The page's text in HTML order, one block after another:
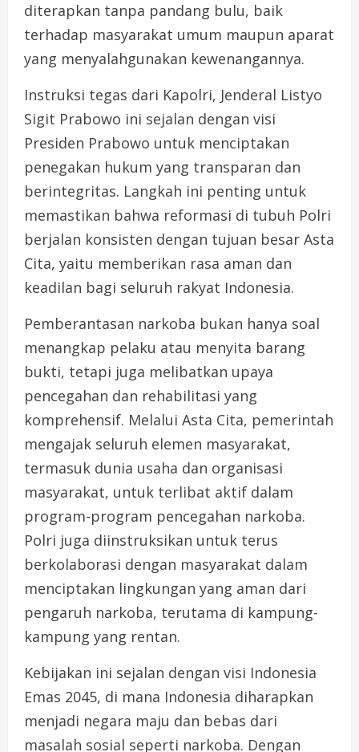
diterapkan tanpa pandang bulu, baik
terhadap masyarakat umum maupun aparat
yang menyalahgunakan kewenangannya.
Instruksi tegas dari Kapolri, Jenderal Listyo
Sigit Prabowo ini sejalan dengan visi
Presiden Prabowo untuk menciptakan
penegakan hukum yang transparan dan
berintegritas. Langkah ini penting untuk
memastikan bahwa reformasi di tubuh Polri
berjalan konsisten dengan tujuan besar Asta
Cita, yaitu memberikan rasa aman dan
keadilan bagi seluruh rakyat Indonesia.
Pemberantasan narkoba bukan hanya soal
menangkap pelaku atau menyita barang
bukti, tetapi juga melibatkan upaya
pencegahan dan rehabilitasi yang
komprehensif. Melalui Asta Cita, pemerintah
mengajak seluruh elemen masyarakat,
termasuk dunia usaha dan organisasi
masyarakat, untuk terlibat aktif dalam
program-program pencegahan narkoba.
Polri juga diinstruksikan untuk terus
berkolaborasi dengan masyarakat dalam
menciptakan lingkungan yang aman dari
pengaruh narkoba, terutama di kampung-
kampung yang rentan.
Kebijakan ini sejalan dengan visi Indonesia
Emas 2045, di mana Indonesia diharapkan
menjadi negara maju dan bebas dari
masalah sosial seperti narkoba. Dengan